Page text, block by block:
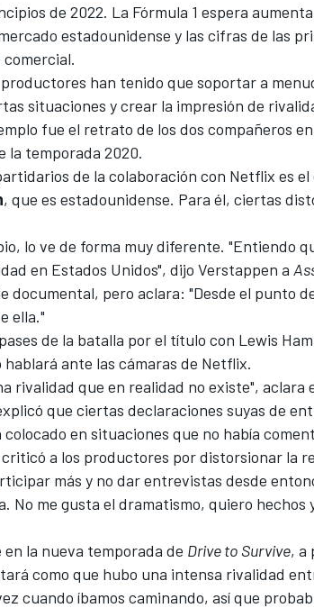
de 2022. La Fórmula 1 espera
estadounidense y las cifras de las
han tenido que soportar a
situaciones y crear la impresión de
fue el retrato de los dos compañeros
la temporada 2020.
de la colaboración con Netflix es
, que es estadounidense. Para él, ciertas
lo ve de forma muy diferente. "Entiendo
en Estados Unidos", dijo Verstappen a
documental, pero aclara: "Desde el punto
ella."
de la batalla por el título con Lewis
ante las cámaras de Netflix.
rivalidad que en realidad no existe", aclara
que ciertas declaraciones suyas de
en situaciones que no había
a los productores por distorsionar la
más y no dar entrevistas desde
No me gusta el dramatismo, quiero hechos
la nueva temporada de Drive to Survive, a
como que hubo una intensa rivalidad
cuando íbamos caminando, así que